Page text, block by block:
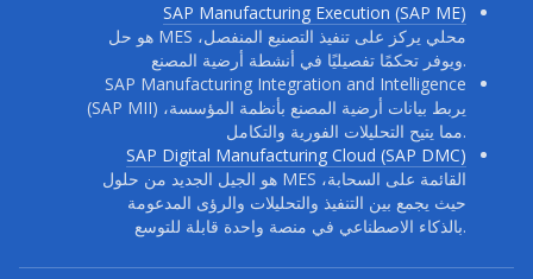
SAP Manufacturing Execution (SAP ME)
هو حل MES محلي يركز على تنفيذ التصنيع المنفصل،
ويوفر تحكمًا تفصيليًا في أنشطة أرضية المصنع.
SAP Manufacturing Integration and Intelligence
(SAP MII) يربط بيانات أرضية المصنع بأنظمة المؤسسة،
مما يتيح التحليلات الفورية والتكامل.
SAP Digital Manufacturing Cloud (SAP DMC)
هو الجيل الجديد من حلول MES القائمة على السحابة،
حيث يجمع بين التنفيذ والتحليلات والرؤى المدعومة
بالذكاء الاصطناعي في منصة واحدة قابلة للتوسع.